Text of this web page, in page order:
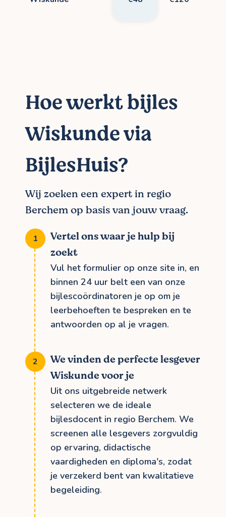
Hoe werkt bijles
Wiskunde via
BijlesHuis?
Wij zoeken een expert in regio
Berchem op basis van jouw vraag.
Vertel ons waar je hulp bij
zoekt
Vul het formulier op onze site in, en
binnen 24 uur belt een van onze
bijlescoördinatoren je op om je
leerbehoeften te bespreken en te
antwoorden op al je vragen.
We vinden de perfecte lesgever
Wiskunde voor je
Uit ons uitgebreide netwerk
selecteren we de ideale
bijlesdocent in regio Berchem. We
screenen alle lesgevers zorgvuldig
op ervaring, didactische
vaardigheden en diploma's, zodat
je verzekerd bent van kwalitatieve
begeleiding.